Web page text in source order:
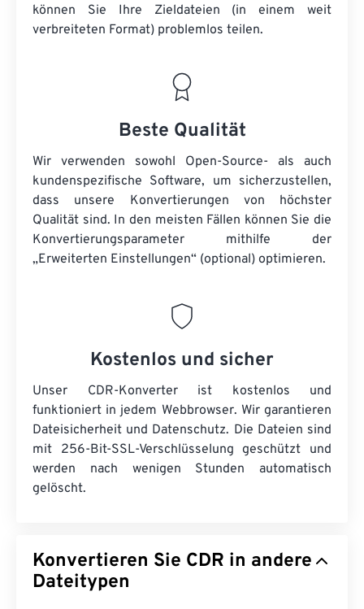
können Sie Ihre Zieldateien (in einem weit
verbreiteten Format) problemlos teilen.
Beste Qualität
Wir verwenden sowohl Open-Source- als auch
kundenspezifische Software, um sicherzustellen,
dass unsere Konvertierungen von höchster
Qualität sind. In den meisten Fällen können Sie die
Konvertierungsparameter mithilfe der
„Erweiterten Einstellungen“ (optional) optimieren.
Kostenlos und sicher
Unser CDR-Konverter ist kostenlos und
funktioniert in jedem Webbrowser. Wir garantieren
Dateisicherheit und Datenschutz. Die Dateien sind
mit 256-Bit-SSL-Verschlüsselung geschützt und
werden nach wenigen Stunden automatisch
gelöscht.
Konvertieren Sie CDR in andere
Dateitypen